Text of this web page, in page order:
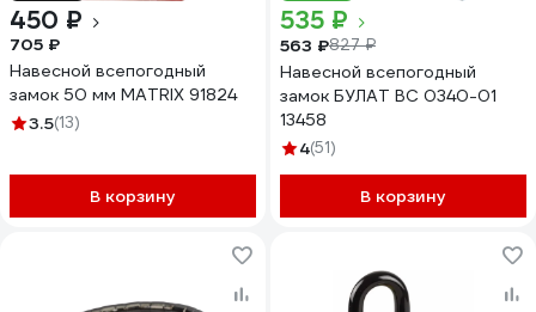
450 ₽
705 ₽
Навесной всепогодный
замок 50 мм MATRIX 91824
3.5(13)
В корзину
535 ₽
563 ₽827 ₽
Навесной всепогодный
замок БУЛАТ ВС 0340-01
13458
4(51)
В корзину